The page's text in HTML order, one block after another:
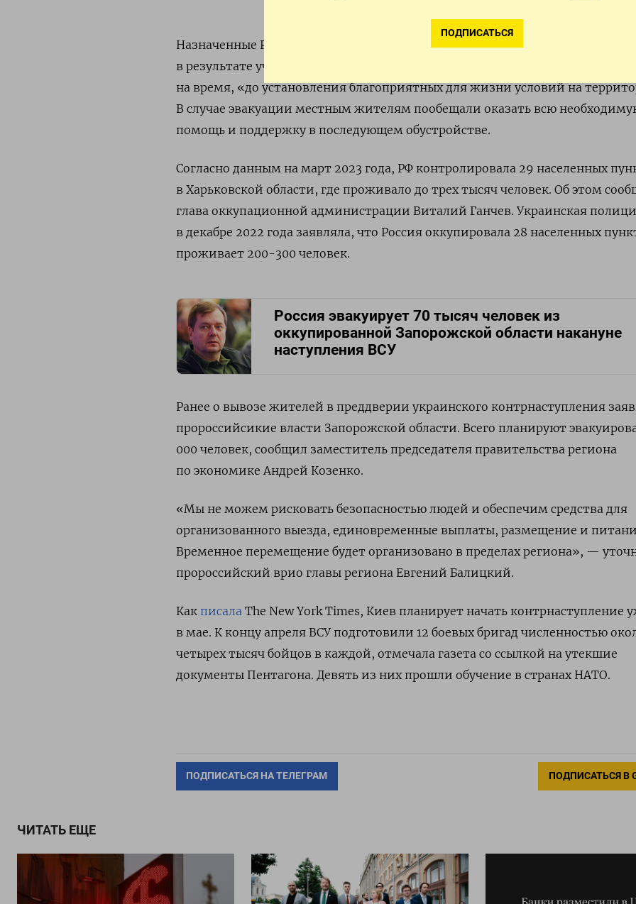
ПОДПИСАТЬСЯ
Назначенные Россией власти сообщают о риске жертв среди мирного
в результате участившихся обстрелов со стороны ВСУ. Рекомендация дана
на время, «до установления благоприятных для жизни условий на
В случае эвакуации местным жителям пообещали оказать всю
помощь и поддержку в последующем обустройстве.
Согласно данным на март 2023 года, РФ контролировала 29 населенных
в Харьковской области, где проживало до трех тысяч человек. Об этом
глава оккупационной администрации Виталий Ганчев. Украинская
в декабре 2022 года заявляла, что Россия оккупировала 28 населенных
проживает 200-300 человек.
Россия эвакуирует 70 тысяч человек из
оккупированной Запорожской области накануне
наступления ВСУ
Ранее о вывозе жителей в преддверии украинского контрнаступления
пророссийсикие власти Запорожской области. Всего планируют
000 человек, сообщил заместитель председателя правительства региона
по экономике Андрей Козенко.
«Мы не можем рисковать безопасностью людей и обеспечим средства для
организованного выезда, единовременные выплаты, размещение и
Временное перемещение будет организовано в пределах региона», —
пророссийский врио главы региона Евгений Балицкий.
Как писала The New York Times, Киев планирует начать контрнаступление
в мае. К концу апреля ВСУ подготовили 12 боевых бригад численностью
четырех тысяч бойцов в каждой, отмечала газета со ссылкой на утекшие
документы Пентагона. Девять из них прошли обучение в странах НАТО.
ПОДПИСАТЬСЯ НА ТЕЛЕГРАМ ПОДПИСАТЬСЯ В
ЧИТАТЬ ЕЩЕ